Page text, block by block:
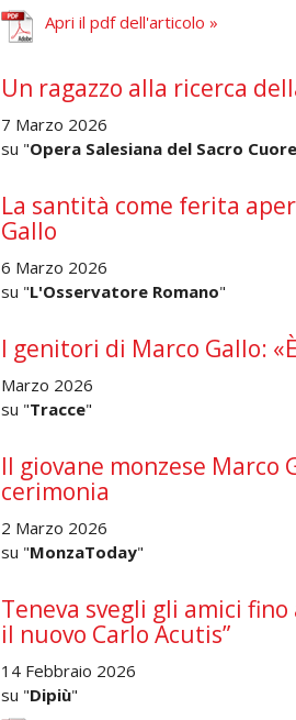
Apri il pdf dell'articolo »
Un ragazzo alla ricerca
7 Marzo 2026
su "Opera Salesiana del Sacro Cuore
La santità come ferita
Gallo
6 Marzo 2026
su "L'Osservatore Romano"
I genitori di Marco Gallo:
Marzo 2026
su "Tracce"
Il giovane monzese Marco
cerimonia
2 Marzo 2026
su "MonzaToday"
Teneva svegli gli amici
il nuovo Carlo Acutis”
14 Febbraio 2026
su "Dipiù"